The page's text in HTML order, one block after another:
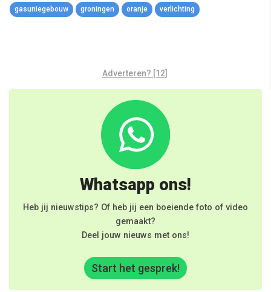
gasuniegebouw groningen oranje verlichting
Adverteren? [12]
Whatsapp ons!
Heb jij nieuwstips? Of heb jij een boeiende foto of video
gemaakt?
Deel jouw nieuws met ons!
Start het gesprek!